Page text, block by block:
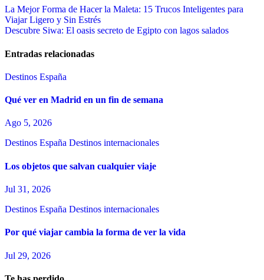
Navegación
de
La Mejor Forma de Hacer la Maleta: 15 Trucos Inteligentes para
Viajar Ligero y Sin Estrés
Descubre Siwa: El oasis secreto de Egipto con lagos salados
Entradas relacionadas
Destinos España
Qué ver en Madrid en un fin de semana
Ago 5, 2026
Destinos España Destinos internacionales
Los objetos que salvan cualquier viaje
Jul 31, 2026
Destinos España Destinos internacionales
Por qué viajar cambia la forma de ver la vida
Jul 29, 2026